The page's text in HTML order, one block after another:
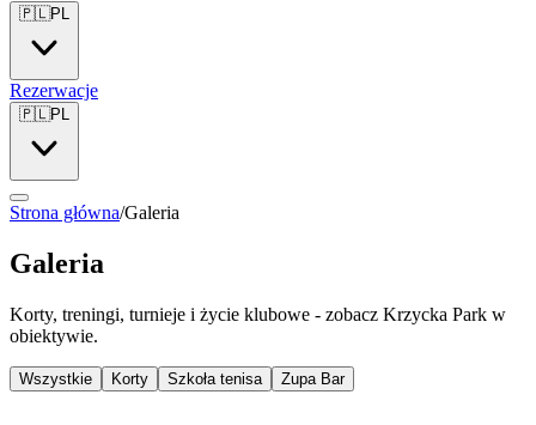
🇵🇱PL
Rezerwacje
🇵🇱PL
Strona główna/Galeria
Galeria
Korty, treningi, turnieje i życie klubowe - zobacz Krzycka Park w
obiektywie.
Wszystkie Korty Szkoła tenisa Zupa Bar